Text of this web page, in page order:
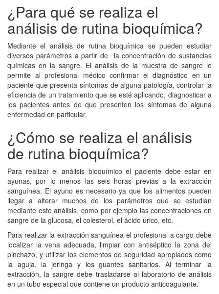
¿Para qué se realiza el
análisis de rutina bioquímica?
Mediante el análisis de rutina bioquímica se pueden estudiar
diversos parámetros a partir de la concentración de sustancias
químicas en la sangre. El análisis de la muestra de sangre le
permite al profesional médico confirmar el diagnóstico en un
paciente que presenta síntomas de alguna patología, controlar la
eficiencia de un tratamiento que se esté aplicando, diagnosticar a
los pacientes antes de que presenten los síntomas de alguna
enfermedad en particular.
¿Cómo se realiza el análisis
de rutina bioquímica?
Para realizar el análisis bioquímico el paciente debe estar en
ayunas, por lo menos las seis horas previas a la extracción
sanguínea. El ayuno es necesario ya que los alimentos pueden
llegar a alterar muchos de los parámetros que se estudian
mediante este análisis, como por ejemplo las concentraciones en
sangre de la glucosa, el colesterol, el ácido úrico, etc.
Para realizar la extracción sanguínea el profesional a cargo debe
localizar la vena adecuada, limpiar con antiséptico la zona del
pinchazo, y utilizar los elementos de seguridad apropiados como
la aguja, la jeringa y los guantes sanitarios. Al terminar la
extracción, la sangre debe trasladarse al laboratorio de análisis
en un tubo especial que contiene un producto anticoagulante.